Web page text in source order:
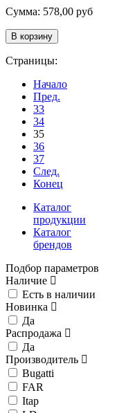
Сумма: 578,00 руб
Страницы:
Начало
Пред.
33
34
35
36
37
След.
Конец
Каталог
продукции
Каталог
брендов
Подбор параметров
Наличие
Есть в наличии
Новинка
Да
Распродажа
Да
Производитель
Bugatti
FAR
Itap